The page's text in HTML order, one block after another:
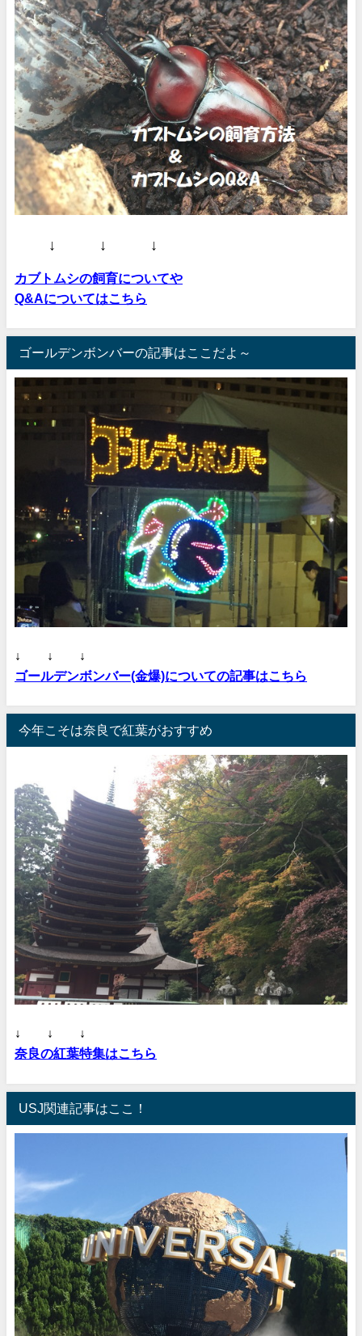
↓ ↓ ↓
カブトムシの飼育についてや
Q&Aについてはこちら
ゴールデンボンバーの記事はここだよ～
↓ ↓ ↓
ゴールデンボンバー(金爆)についての記事はこちら
今年こそは奈良で紅葉がおすすめ
↓ ↓ ↓
奈良の紅葉特集はこちら
USJ関連記事はここ！